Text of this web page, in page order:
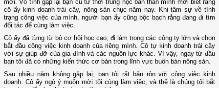
mới. Vô tình gặp lại bạn cũ từ thời trung học bản thân mình mới biết rằng
cô ấy kinh doanh trái cây, nông sản chục năm nay. Khi tâm sự về tình
trạng công việc của mình, người bạn ấy cũng bộc bạch rằng đang đi tìm
đối tác để cùng làm việc.
Cô ấy đã từng từ bỏ cơ hội học cao, đi làm trong các công ty lớn và chọn
bắt đầu công việc kinh doanh của riêng mình. Cô tự kinh doanh trái cây
với sự giúp đỡ của gia đình và các nguồn lực khác. Vì vậy, ngay từ đầu
bạn tôi đã có những kiến thức cơ bản trong lĩnh vực buôn bán nông sản.
Sau nhiều năm không gặp lại, bạn tôi rất bận rộn với công việc kinh
doanh. Cô ấy ngỏ ý muốn mời tôi cùng làm việc, và thế là chúng tôi bắt